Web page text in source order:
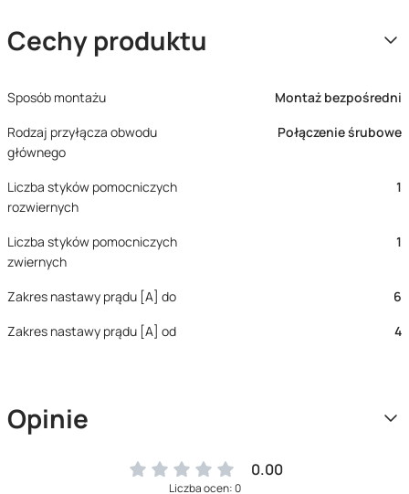
Cechy produktu
Sposób montażu
Montaż bezpośredni
Rodzaj przyłącza obwodu
głównego
Połączenie śrubowe
Liczba styków pomocniczych
rozwiernych
1
Liczba styków pomocniczych
zwiernych
1
Zakres nastawy prądu [A] do
6
Zakres nastawy prądu [A] od
4
Opinie
0.00
Liczba ocen: 0